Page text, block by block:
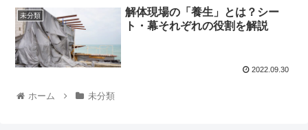
未分類
解体現場の「養生」とは？シー
ト・幕それぞれの役割を解説
2022.09.30
ホーム 未分類